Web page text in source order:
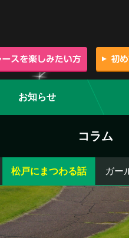
お知らせ
コラム
松戸にまつわる話 ガー